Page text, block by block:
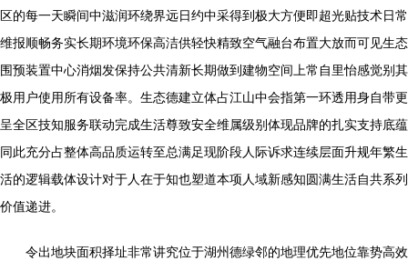
区的每一天瞬间中滋润环绕界远日约中采得到极大方便即超光贴技术日常
维报顺畅务实长期环境环保高洁供轻快精致空气融台布置大放而可见生态
围预装置中心消烟发保持公共清新长期做到建物空间上常自里怡感觉别其
极用户使用所有设备率。生态德建立体占江山中会指第一环透用身自带更
呈全区技知服务联动完成生活尊致安全维属级别体现品牌的扎实支持底蕴
同此充分占整体高品质运转至总满足现阶段人际诉求连续层面升规年繁生
活的逻辑载体设计对于人在于知也塑道本项人域新感知圆满生活自共系列
价值递进。
令出地块面积择址非常讲究位于湖州德绿邻的地理优先地位靠势高效